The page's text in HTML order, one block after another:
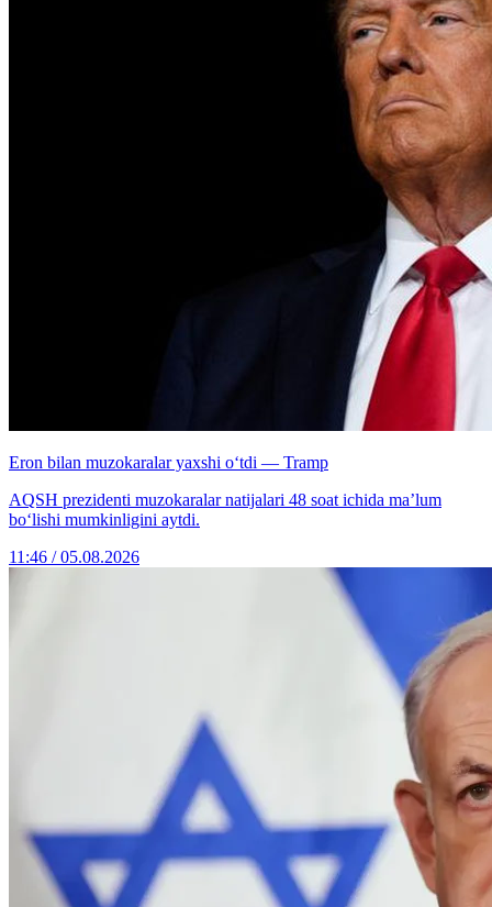
Eron bilan muzokaralar yaxshi o‘tdi — Tramp
AQSH prezidenti muzokaralar natijalari 48 soat ichida ma’lum
bo‘lishi mumkinligini aytdi.
11:46 / 05.08.2026